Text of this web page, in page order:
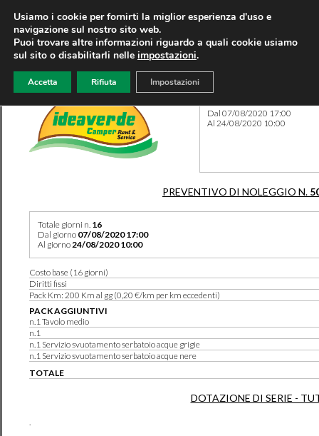
Dal 07/08/2020 17:00
Al 24/08/2020 10:00
PREVENTIVO DI NOLEGGIO N.
Totale giorni n. 16
Dal giorno 07/08/2020 17:00
Al giorno24/08/2020 10:00
Costo base (16 giorni)
Diritti fissi
Pack Km: 200 Km al gg (0,20 €/km per km eccedenti)
PACK AGGIUNTIVI
n.1 Tavolo medio
n.1
n.1 Servizio svuotamento serbatoio acque grigie
n.1 Servizio svuotamento serbatoio acque nere
TOTALE
DOTAZIONE DI SERIE -
Usiamo i cookie per fornirti la miglior esperienza d'uso e
navigazione sul nostro sito web.
Puoi trovare altre informazioni riguardo a quali cookie usiamo
sul sito o disabilitarli nelle impostazioni.
Accetta Rifiuta Impostazioni